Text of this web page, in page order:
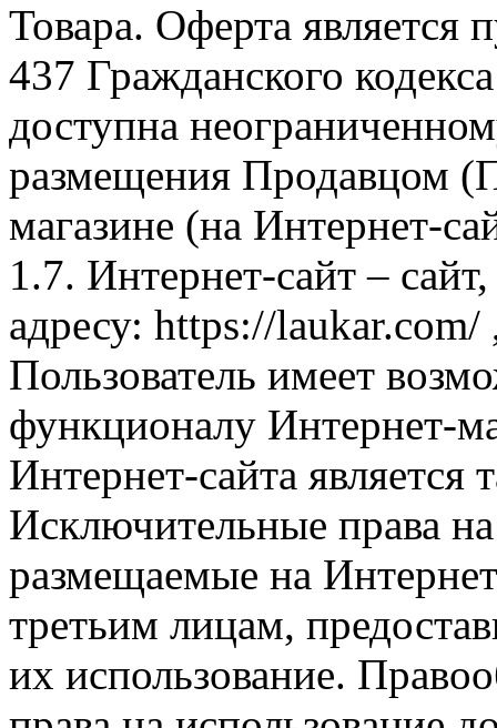
Товара. Оферта является
437 Гражданского
доступна
размещения Продавцом
магазине (на Интернет-
1.7. Интернет-сайт –
адресу: https://laukar.com/
Пользователь имеет
функционалу Интернет-
Интернет-сайта
Исключительные права
размещаемые на
третьим лицам,
их использование.